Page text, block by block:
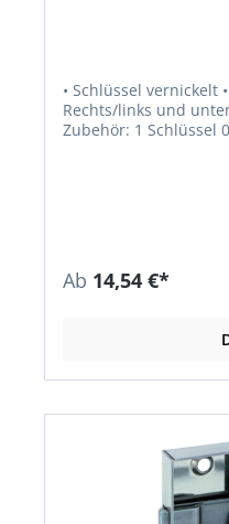
• Schlüssel vernickelt • 3 Zuhaltungen •
Rechts/links und
Zubehör: 1 Schlüssel
Ab 14,54 €*